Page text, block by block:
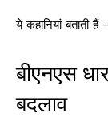
ये कहानियां बताती
बीएनएस
बदलाव